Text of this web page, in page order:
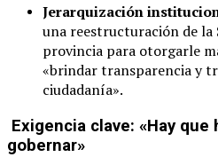
Jerarquización
una reestructuración de
provincia para otorgarle
«brindar transparencia y
ciudadanía».
Exigencia clave: «Hay que
gobernar»